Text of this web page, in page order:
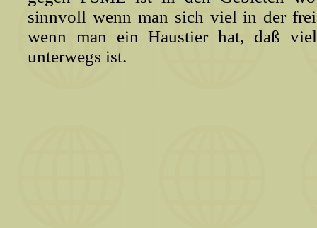
sinnvoll wenn man sich viel in der
wenn man ein Haustier hat, daß
unterwegs ist.